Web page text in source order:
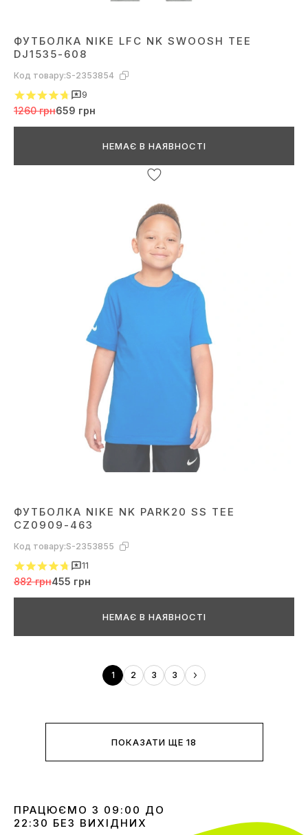
ФУТБОЛКА NIKE LFC NK SWOOSH TEE
DJ1535-608
Код товару:S-2353854
9
1260 грн659 грн
НЕМАЄ В НАЯВНОСТІ
ФУТБОЛКА NIKE NK PARK20 SS TEE
CZ0909-463
Код товару:S-2353855
11
882 грн455 грн
НЕМАЄ В НАЯВНОСТІ
1 2 3 3
ПОКАЗАТИ ЩЕ 18
ПРАЦЮЄМО З 09:00 ДО
22:30 БЕЗ ВИХІДНИХ